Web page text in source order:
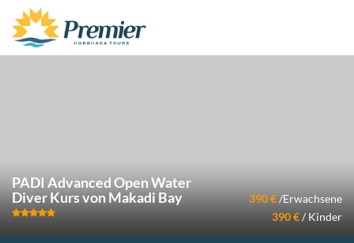
PADI Advanced Open Water
Diver Kurs von Makadi Bay
390 €/Erwachsene
390 €/ Kinder